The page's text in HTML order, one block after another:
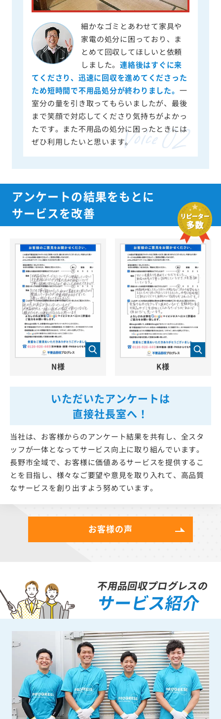
細かなゴミとあわせて家具や
家電の処分に困っており、ま
とめて回収してほしいと依頼
しました。連絡後はすぐに来
てくださり、迅速に回収を進めてくださった
ため短時間で不用品処分が終わりました。 一
室分の量を引き取ってもらいましたが、最後
まで笑顔で対応してくださり気持ちがよかっ
たです。また不用品の処分に困ったときには
ぜひ利用したいと思います。
アンケートの結果をもとに
サービスを改善
いただいたアンケートは
直接社長室へ！
当社は、お客様からのアンケート結果を共有し、全スタ
ッフが一体となってサービス向上に取り組んでいます。
長野市全域で、お客様に価値あるサービスを提供するこ
とを目指し、様々なご要望や意見を取り入れて、高品質
なサービスを創り出すよう努めています。
N様 K様
お客様の声
不用品回収プログレスの
サービス紹介